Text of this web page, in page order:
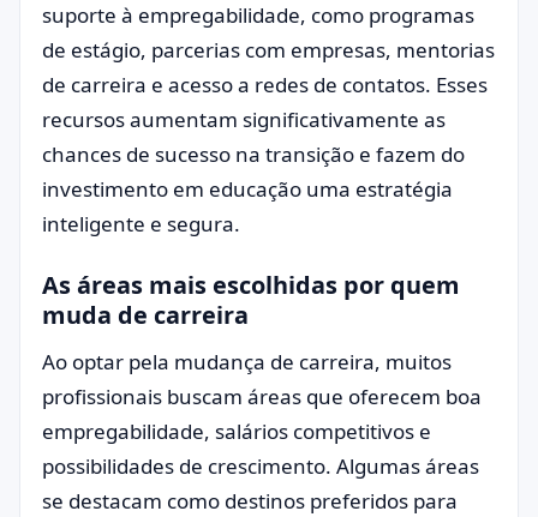
suporte à empregabilidade, como programas
de estágio, parcerias com empresas, mentorias
de carreira e acesso a redes de contatos. Esses
recursos aumentam significativamente as
chances de sucesso na transição e fazem do
investimento em educação uma estratégia
inteligente e segura.
As áreas mais escolhidas por quem
muda de carreira
Ao optar pela mudança de carreira, muitos
profissionais buscam áreas que oferecem boa
empregabilidade, salários competitivos e
possibilidades de crescimento. Algumas áreas
se destacam como destinos preferidos para